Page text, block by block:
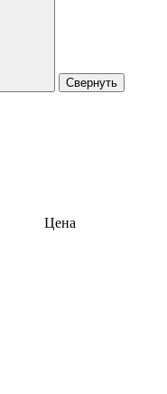
Свернуть
Цена